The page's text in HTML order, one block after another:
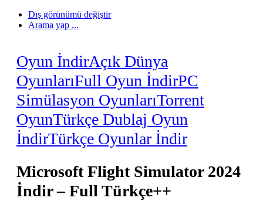
Dış görünümü değiştir
Arama yap ...
Oyun İndirAçık Dünya
OyunlarıFull Oyun İndirPC
Simülasyon OyunlarıTorrent
OyunTürkçe Dublaj Oyun
İndirTürkçe Oyunlar İndir
Microsoft Flight Simulator 2024
İndir – Full Türkçe++